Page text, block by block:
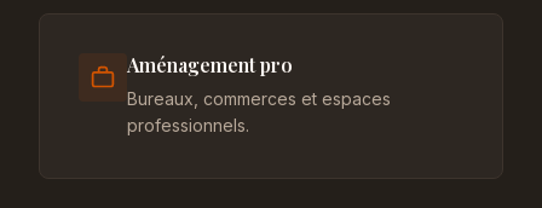
Aménagement pro
Bureaux, commerces et espaces
professionnels.